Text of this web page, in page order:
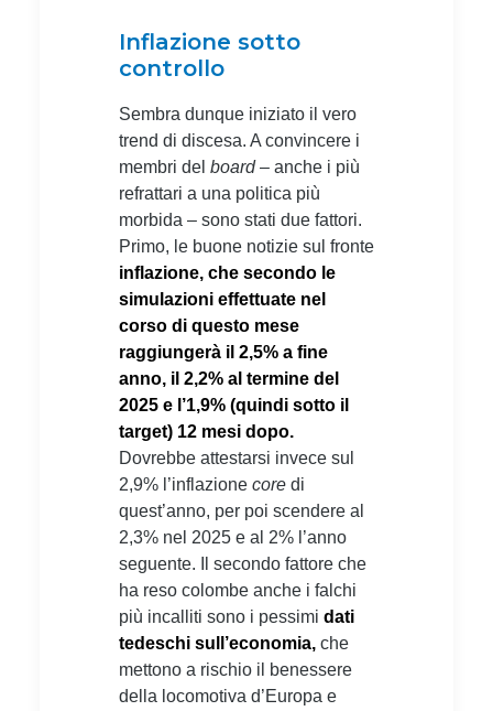
Inflazione sotto
controllo
Sembra dunque iniziato il vero
trend di discesa. A convincere i
membri del board– anche i più
refrattari a una politica più
morbida – sono stati due fattori.
Primo, le buone notizie sul fronte
inflazione, che secondo le
simulazioni effettuate nel
corso di questo mese
raggiungerà il 2,5% a fine
anno, il 2,2% al termine del
2025 e l’1,9% (quindi sotto il
target) 12 mesi dopo.
Dovrebbe attestarsi invece sul
2,9% l’inflazione core di
quest’anno, per poi scendere al
2,3% nel 2025 e al 2% l’anno
seguente. Il secondo fattore che
ha reso colombe anche i falchi
più incalliti sono i pessimi dati
tedeschi sull’economia, che
mettono a rischio il benessere
della locomotiva d’Europa e